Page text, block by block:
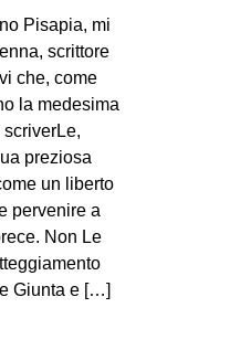
Pisapia, mi
scrittore
che, come
la medesima
preziosa
un liberto
pervenire a
Non Le
Giunta e […]